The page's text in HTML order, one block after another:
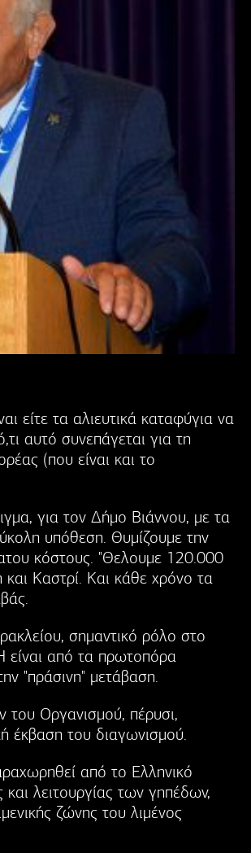
είτε τα αλιευτικά καταφύγια να
αυτό συνεπάγεται για τη
(που είναι και το
για τον Δήμο Βιάννου, με τα
υπόθεση. Θυμίζουμε την
κόστους. "Θελουμε 120.000
Καστρί. Και κάθε χρόνο τα
σημαντικό ρόλο στο
είναι από τα πρωτοπόρα
"πράσινη" μετάβαση.
του Οργανισμού, πέρυσι,
έκβαση του διαγωνισμού.
από το Ελληνικό
λειτουργίας των γηπέδων,
ζώνης του λιμένος